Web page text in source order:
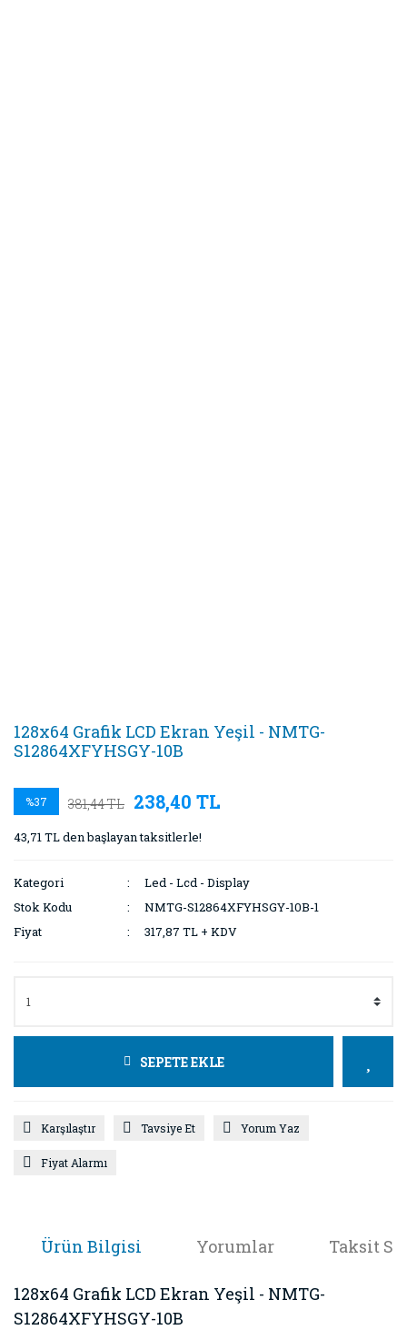
128x64 Grafik LCD Ekran Yeşil - NMTG-
S12864XFYHSGY-10B
%37 381,44 TL 238,40 TL
43,71 TL den başlayan taksitlerle!
Kategori
Led - Lcd - Display
Stok Kodu
NMTG-S12864XFYHSGY-10B-1
Fiyat
317,87 TL + KDV
SEPETE EKLE
Karşılaştır Tavsiye Et Yorum Yaz
Fiyat Alarmı
Ürün Bilgisi Yorumlar Taksit
128x64 Grafik LCD Ekran Yeşil - NMTG-
S12864XFYHSGY-10B